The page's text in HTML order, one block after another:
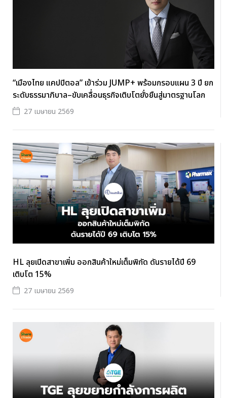
“เมืองไทย แคปปิตอล” เข้าร่วม JUMP+ พร้อมกรอบแผน 3 ปี ยก
ระดับธรรมาภิบาล–ขับเคลื่อนธุรกิจเติบโตยั่งยืนสู่มาตรฐานโลก
27 เมษายน 2569
HL ลุยเปิดสาขาเพิ่ม ออกสินค้าใหม่เต็มพิกัด ดันรายได้ปี 69
เติบโต 15%
27 เมษายน 2569